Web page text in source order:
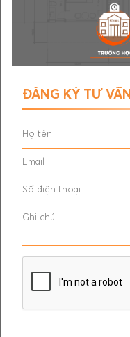
ĐĂNG KÝ TƯ VẤN